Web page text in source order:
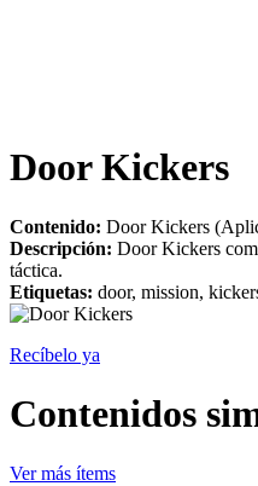
Door Kickers
Contenido: Door Kickers
Descripción: Door Kickers
táctica.
Etiquetas: door, mission,
Recíbelo ya
Contenidos
Ver más ítems